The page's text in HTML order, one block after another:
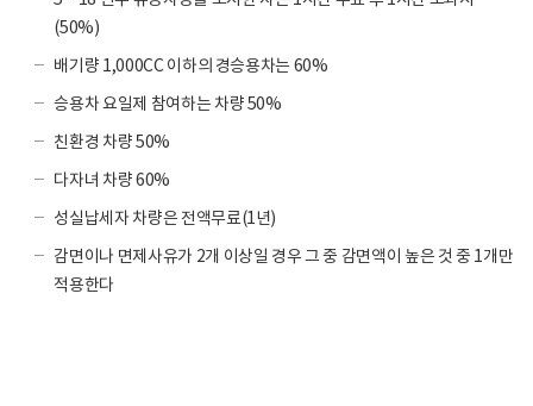
(50%)
배기량 1,000CC 이하의 경승용차는 60%
승용차 요일제 참여하는 차량 50%
친환경 차량 50%
다자녀 차량 60%
성실납세자 차량은 전액무료(1년)
감면이나 면제사유가 2개 이상일 경우 그 중 감면액이 높은 것 중 1개만
적용한다